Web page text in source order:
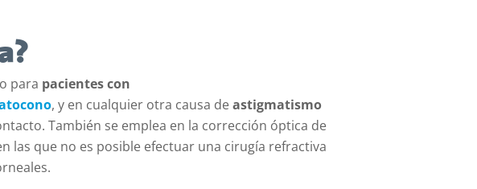
para pacientes con
, y en cualquier otra causa deastigmatismo
También se emplea en la corrección óptica de
las que no es posible efectuar una cirugía refractiva